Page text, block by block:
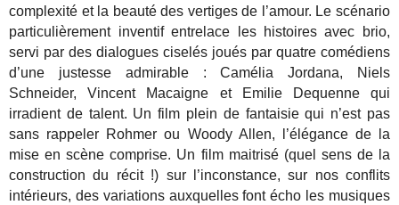
complexité et la beauté des vertiges de l’amour. Le scénario
particulièrement inventif entrelace les histoires avec brio,
servi par des dialogues ciselés joués par quatre comédiens
d’une justesse admirable : Camélia Jordana, Niels
Schneider, Vincent Macaigne et Emilie Dequenne qui
irradient de talent. Un film plein de fantaisie qui n’est pas
sans rappeler Rohmer ou Woody Allen, l’élégance de la
mise en scène comprise. Un film maitrisé (quel sens de la
construction du récit !) sur l’inconstance, sur nos conflits
intérieurs, des variations auxquelles font écho les musiques